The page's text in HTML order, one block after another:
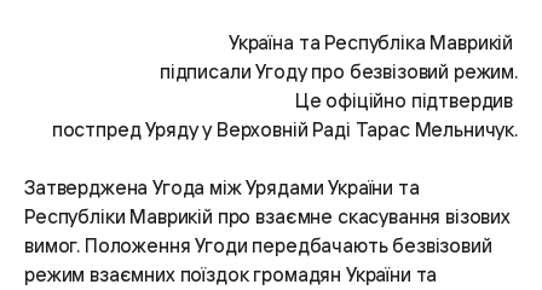
Україна та Республіка Маврикій
підписали Угоду про безвізовий режим.
Це офіційно підтвердив
постпред Уряду у Верховній Раді Тарас Мельничук.
Затверджена Угода між Урядами України та
Республіки Маврикій про взаємне скасування візових
вимог. Положення Угоди передбачають безвізовий
режим взаємних поїздок громадян України та